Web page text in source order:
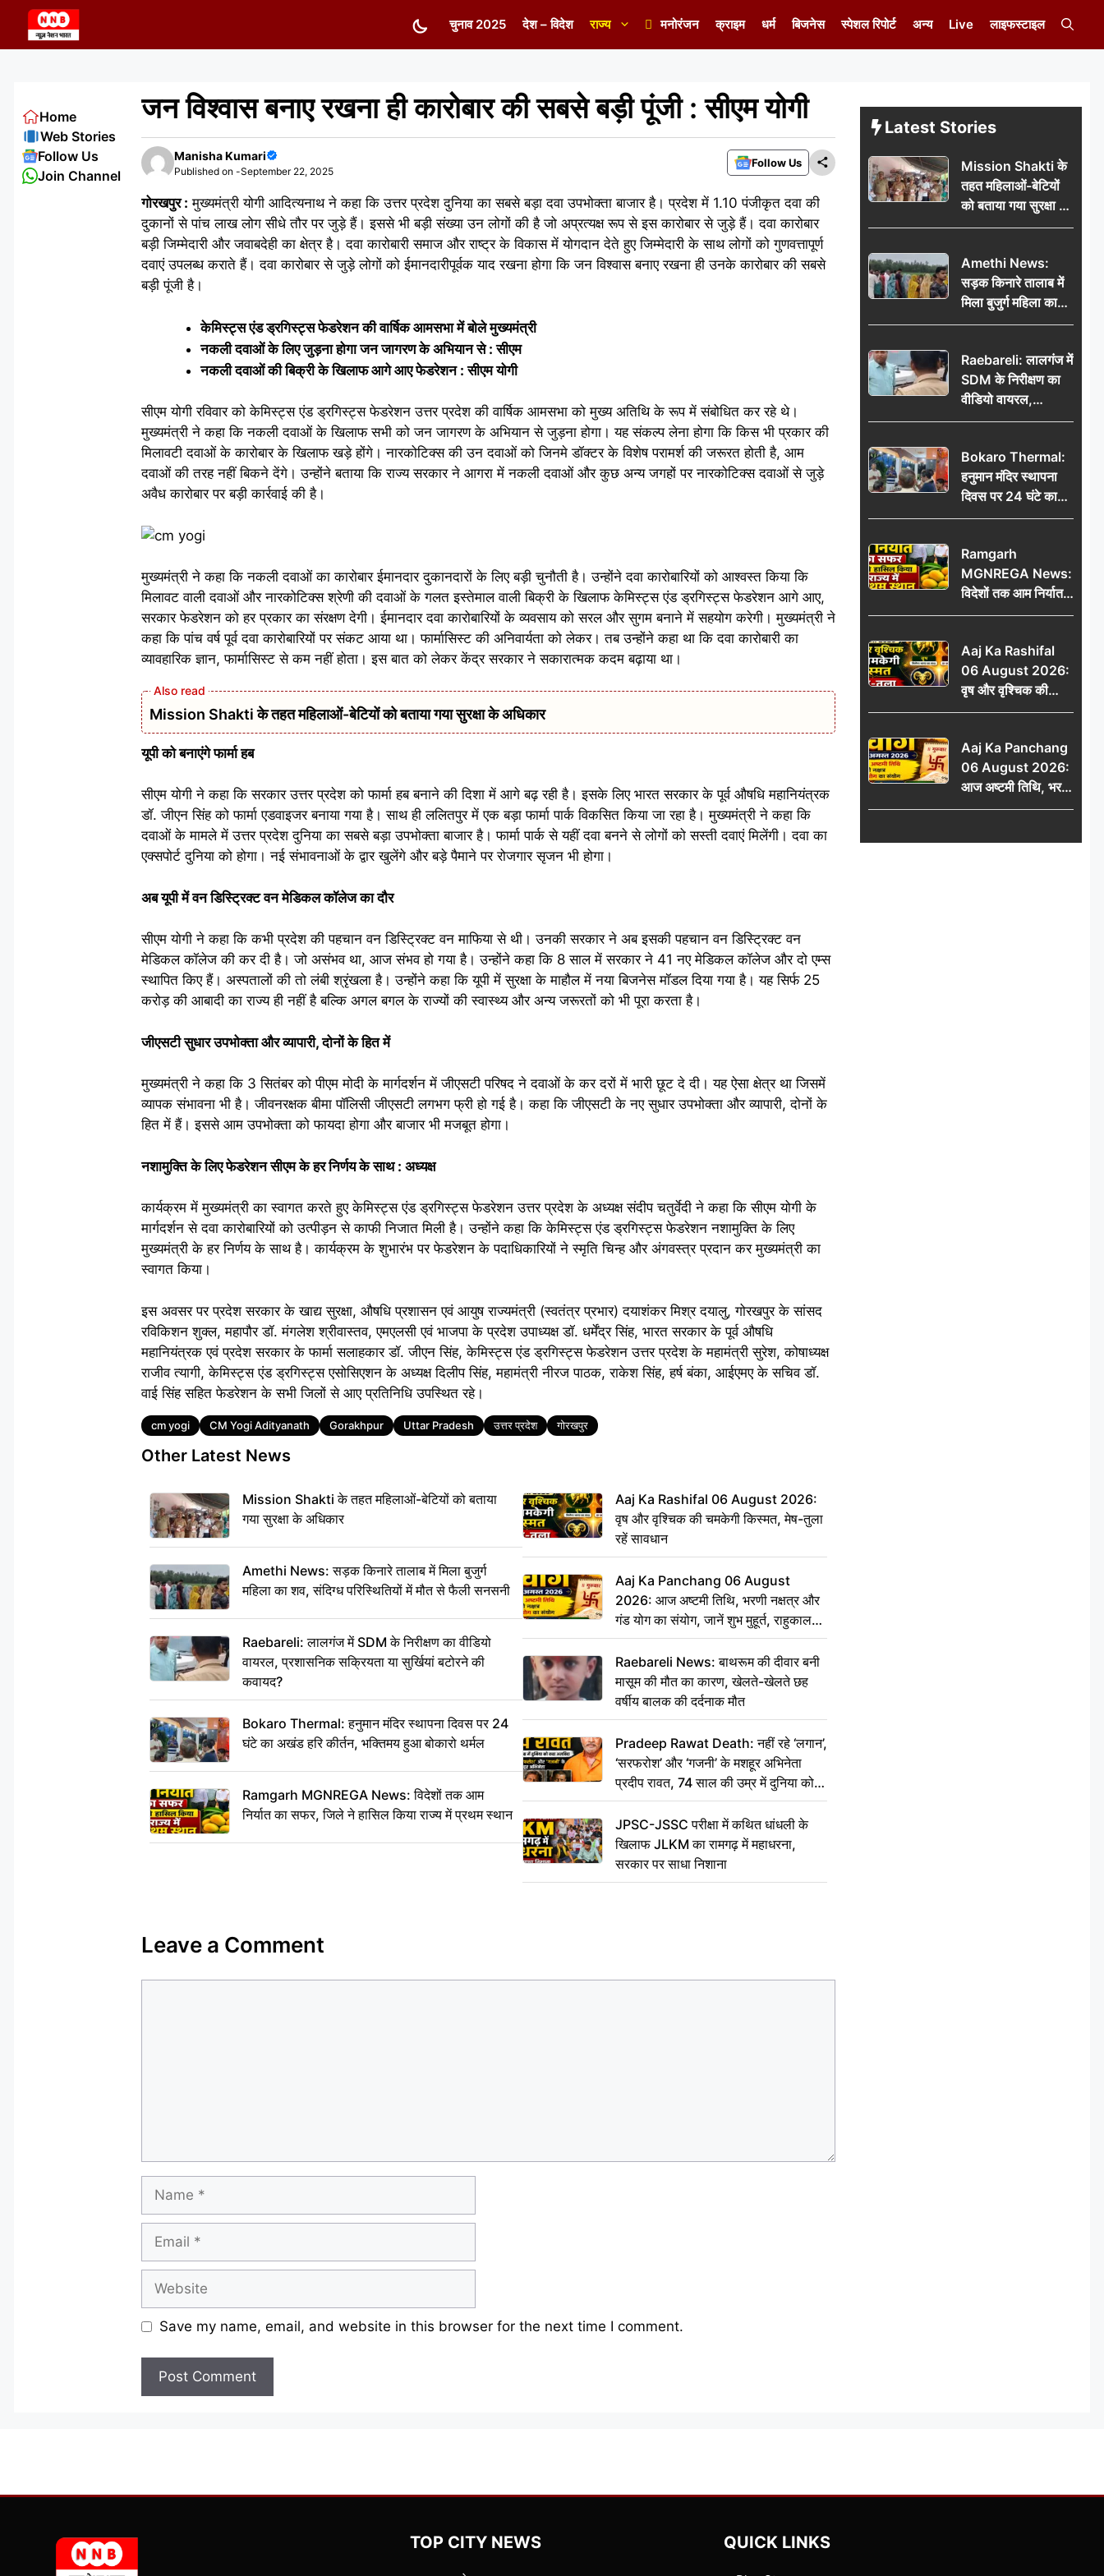
content
चुनाव 2025 देश – विदेश राज्य मनोरंजन क्राइम धर्म बिजनेस स्पेशल रिपोर्ट अन्य Live लाइफस्टाइल
जन विश्वास बनाए रखना ही कारोबार की सबसे बड़ी पूंजी : सीएम योगी
Manisha Kumari
Published on -September 22, 2025
Follow Us
गोरखपुर : मुख्यमंत्री योगी आदित्यनाथ ने कहा कि उत्तर प्रदेश दुनिया का सबसे बड़ा दवा उपभोक्ता बाजार है। प्रदेश में 1.10 पंजीकृत दवा की
दुकानों से पांच लाख लोग सीधे तौर पर जुड़े हैं। इससे भी बड़ी संख्या उन लोगों की है जो अप्रत्यक्ष रूप से इस कारोबार से जुड़े हैं। दवा कारोबार
बड़ी जिम्मेदारी और जवाबदेही का क्षेत्र है। दवा कारोबारी समाज और राष्ट्र के विकास में योगदान देते हुए जिम्मेदारी के साथ लोगों को गुणवत्तापूर्ण
दवाएं उपलब्ध कराते हैं। दवा कारोबार से जुड़े लोगों को ईमानदारीपूर्वक याद रखना होगा कि जन विश्वास बनाए रखना ही उनके कारोबार की सबसे
बड़ी पूंजी है।
केमिस्ट्स एंड ड्रगिस्ट्स फेडरेशन की वार्षिक आमसभा में बोले मुख्यमंत्री
नकली दवाओं के लिए जुड़ना होगा जन जागरण के अभियान से : सीएम
नकली दवाओं की बिक्री के खिलाफ आगे आए फेडरेशन : सीएम योगी
सीएम योगी रविवार को केमिस्ट्स एंड ड्रगिस्ट्स फेडरेशन उत्तर प्रदेश की वार्षिक आमसभा को मुख्य अतिथि के रूप में संबोधित कर रहे थे।
मुख्यमंत्री ने कहा कि नकली दवाओं के खिलाफ सभी को जन जागरण के अभियान से जुड़ना होगा। यह संकल्प लेना होगा कि किस भी प्रकार की
मिलावटी दवाओं के कारोबार के खिलाफ खड़े होंगे। नारकोटिक्स की उन दवाओं को जिनमे डॉक्टर के विशेष परामर्श की जरूरत होती है, आम
दवाओं की तरह नहीं बिकने देंगे। उन्होंने बताया कि राज्य सरकार ने आगरा में नकली दवाओं और कुछ अन्य जगहों पर नारकोटिक्स दवाओं से जुड़े
अवैध कारोबार पर बड़ी कार्रवाई की है।
मुख्यमंत्री ने कहा कि नकली दवाओं का कारोबार ईमानदार दुकानदारों के लिए बड़ी चुनौती है। उन्होंने दवा कारोबारियों को आश्वस्त किया कि
मिलावट वाली दवाओं और नारकोटिक्स श्रेणी की दवाओं के गलत इस्तेमाल वाली बिक्री के खिलाफ केमिस्ट्स एंड ड्रगिस्ट्स फेडरेशन आगे आए,
सरकार फेडरेशन को हर प्रकार का संरक्षण देगी। ईमानदार दवा कारोबारियों के व्यवसाय को सरल और सुगम बनाने में सहयोग करेगी। मुख्यमंत्री ने
कहा कि पांच वर्ष पूर्व दवा कारोबारियों पर संकट आया था। फार्मासिस्ट की अनिवार्यता को लेकर। तब उन्होंने कहा था कि दवा कारोबारी का
व्यावहारिक ज्ञान, फार्मासिस्ट से कम नहीं होता। इस बात को लेकर केंद्र सरकार ने सकारात्मक कदम बढ़ाया था।
Mission Shakti के तहत महिलाओं-बेटियों को बताया गया सुरक्षा के अधिकार
यूपी को बनाएंगे फार्मा हब
सीएम योगी ने कहा कि सरकार उत्तर प्रदेश को फार्मा हब बनाने की दिशा में आगे बढ़ रही है। इसके लिए भारत सरकार के पूर्व औषधि महानियंत्रक
डॉ. जीएन सिंह को फार्मा एडवाइजर बनाया गया है। साथ ही ललितपुर में एक बड़ा फार्मा पार्क विकसित किया जा रहा है। मुख्यमंत्री ने कहा कि
दवाओं के मामले में उत्तर प्रदेश दुनिया का सबसे बड़ा उपभोक्ता बाजार है। फार्मा पार्क से यहीं दवा बनने से लोगों को सस्ती दवाएं मिलेंगी। दवा का
एक्सपोर्ट दुनिया को होगा। नई संभावनाओं के द्वार खुलेंगे और बड़े पैमाने पर रोजगार सृजन भी होगा।
अब यूपी में वन डिस्ट्रिक्ट वन मेडिकल कॉलेज का दौर
सीएम योगी ने कहा कि कभी प्रदेश की पहचान वन डिस्ट्रिक्ट वन माफिया से थी। उनकी सरकार ने अब इसकी पहचान वन डिस्ट्रिक्ट वन
मेडिकल कॉलेज की कर दी है। जो असंभव था, आज संभव हो गया है। उन्होंने कहा कि 8 साल में सरकार ने 41 नए मेडिकल कॉलेज और दो एम्स
स्थापित किए हैं। अस्पतालों की तो लंबी श्रृंखला है। उन्होंने कहा कि यूपी में सुरक्षा के माहौल में नया बिजनेस मॉडल दिया गया है। यह सिर्फ 25
करोड़ की आबादी का राज्य ही नहीं है बल्कि अगल बगल के राज्यों की स्वास्थ्य और अन्य जरूरतों को भी पूरा करता है।
जीएसटी सुधार उपभोक्ता और व्यापारी, दोनों के हित में
मुख्यमंत्री ने कहा कि 3 सितंबर को पीएम मोदी के मार्गदर्शन में जीएसटी परिषद ने दवाओं के कर दरों में भारी छूट दे दी। यह ऐसा क्षेत्र था जिसमें
व्यापक संभावना भी है। जीवनरक्षक बीमा पॉलिसी जीएसटी लगभग फ्री हो गई है। कहा कि जीएसटी के नए सुधार उपभोक्ता और व्यापारी, दोनों के
हित में हैं। इससे आम उपभोक्ता को फायदा होगा और बाजार भी मजबूत होगा।
नशामुक्ति के लिए फेडरेशन सीएम के हर निर्णय के साथ : अध्यक्ष
कार्यक्रम में मुख्यमंत्री का स्वागत करते हुए केमिस्ट्स एंड ड्रगिस्ट्स फेडरेशन उत्तर प्रदेश के अध्यक्ष संदीप चतुर्वेदी ने कहा कि सीएम योगी के
मार्गदर्शन से दवा कारोबारियों को उत्पीड़न से काफी निजात मिली है। उन्होंने कहा कि केमिस्ट्स एंड ड्रगिस्ट्स फेडरेशन नशामुक्ति के लिए
मुख्यमंत्री के हर निर्णय के साथ है। कार्यक्रम के शुभारंभ पर फेडरेशन के पदाधिकारियों ने स्मृति चिन्ह और अंगवस्त्र प्रदान कर मुख्यमंत्री का
स्वागत किया।
इस अवसर पर प्रदेश सरकार के खाद्य सुरक्षा, औषधि प्रशासन एवं आयुष राज्यमंत्री (स्वतंत्र प्रभार) दयाशंकर मिश्र दयालु, गोरखपुर के सांसद
रविकिशन शुक्ल, महापौर डॉ. मंगलेश श्रीवास्तव, एमएलसी एवं भाजपा के प्रदेश उपाध्यक्ष डॉ. धर्मेंद्र सिंह, भारत सरकार के पूर्व औषधि
महानियंत्रक एवं प्रदेश सरकार के फार्मा सलाहकार डॉ. जीएन सिंह, केमिस्ट्स एंड ड्रगिस्ट्स फेडरेशन उत्तर प्रदेश के महामंत्री सुरेश, कोषाध्यक्ष
राजीव त्यागी, केमिस्ट्स एंड ड्रगिस्ट्स एसोसिएशन के अध्यक्ष दिलीप सिंह, महामंत्री नीरज पाठक, राकेश सिंह, हर्ष बंका, आईएमए के सचिव डॉ.
वाई सिंह सहित फेडरेशन के सभी जिलों से आए प्रतिनिधि उपस्थित रहे।
Tags
cm yogi CM Yogi Adityanath Gorakhpur Uttar Pradesh उत्तर प्रदेश गोरखपुर
Other Latest News
Mission Shakti के तहत महिलाओं-बेटियों को बताया
गया सुरक्षा के अधिकार
Amethi News: सड़क किनारे तालाब में मिला बुजुर्ग
महिला का शव, संदिग्ध परिस्थितियों में मौत से फैली सनसनी
Raebareli: लालगंज में SDM के निरीक्षण का वीडियो
वायरल, प्रशासनिक सक्रियता या सुर्खियां बटोरने की
कवायद?
Bokaro Thermal: हनुमान मंदिर स्थापना दिवस पर 24
घंटे का अखंड हरि कीर्तन, भक्तिमय हुआ बोकारो थर्मल
Ramgarh MGNREGA News: विदेशों तक आम
निर्यात का सफर, जिले ने हासिल किया राज्य में प्रथम स्थान
Aaj Ka Rashifal 06 August 2026:
वृष और वृश्चिक की चमकेगी किस्मत, मेष-तुला
रहें सावधान
Aaj Ka Panchang 06 August
2026: आज अष्टमी तिथि, भरणी नक्षत्र और
गंड योग का संयोग, जानें शुभ मुहूर्त, राहुकाल
और दिनभर का पंचांग
Raebareli News: बाथरूम की दीवार बनी
मासूम की मौत का कारण, खेलते-खेलते छह
वर्षीय बालक की दर्दनाक मौत
Pradeep Rawat Death: नहीं रहे ‘लगान’,
‘सरफरोश’ और ‘गजनी’ के मशहूर अभिनेता
प्रदीप रावत, 74 साल की उम्र में दुनिया को
कहा अलविदा
JPSC-JSSC परीक्षा में कथित धांधली के
खिलाफ JLKM का रामगढ़ में महाधरना,
सरकार पर साधा निशाना
Leave a Comment
Save my name, email, and website in this browser for the next time I comment.
Home
Web Stories
Follow Us
Join Channel
Latest Stories
Mission Shakti के
तहत महिलाओं-बेटियों
को बताया गया सुरक्षा के
अधिकार
Amethi News:
सड़क किनारे तालाब में
मिला बुजुर्ग महिला का
शव, संदिग्ध परिस्थितियों
Raebareli: लालगंज में
SDM के निरीक्षण का
वीडियो वायरल,
प्रशासनिक सक्रियता
कवायद?
Bokaro Thermal:
हनुमान मंदिर स्थापना
दिवस पर 24 घंटे का
अखंड हरि कीर्तन,
थर्मल
Ramgarh
MGNREGA News:
विदेशों तक आम निर्यात
का सफर, जिले ने
प्रथम स्थान
Aaj Ka Rashifal
06 August 2026:
वृष और वृश्चिक की
चमकेगी किस्मत, मेष-
Aaj Ka Panchang
06 August 2026:
आज अष्टमी तिथि, भरणी
नक्षत्र और गंड योग का
राहुकाल और दिनभर का
TOP CITY NEWS QUICK LINKS